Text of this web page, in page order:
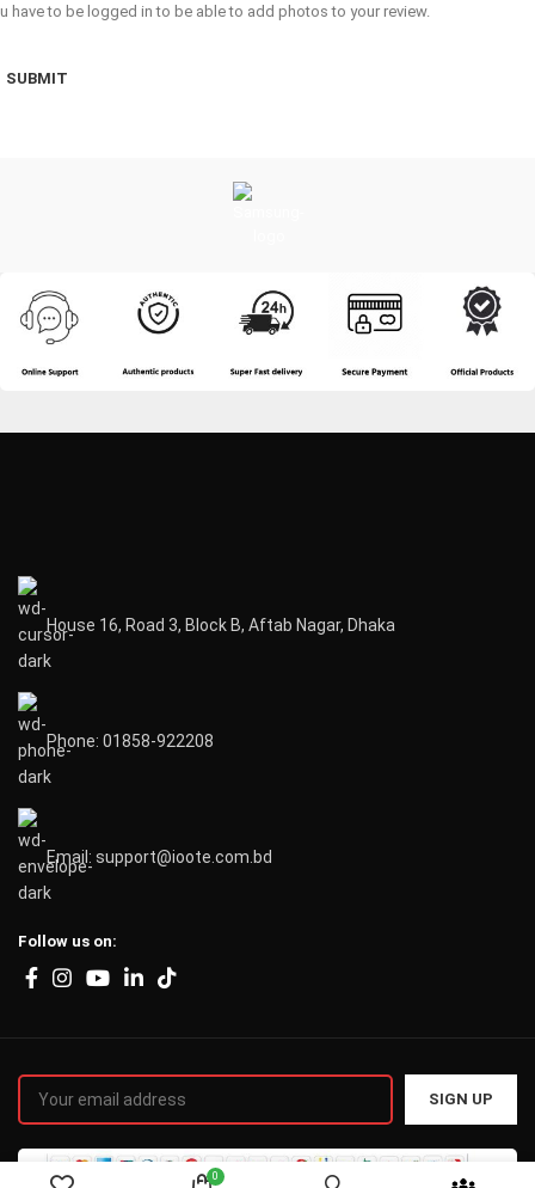
have to be logged in to be able to add photos to your review.
House 16, Road 3, Block B, Aftab Nagar, Dhaka
Phone: 01858-922208
Email: support@ioote.com.bd
Follow us on:
0